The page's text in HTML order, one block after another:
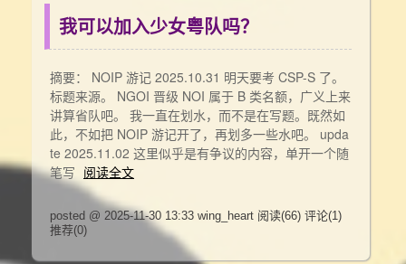
我可以加入少女粤队吗？
摘要： NOIP 游记 2025.10.31 明天要考 CSP-S 了。
标题来源。 NGOI 晋级 NOI 属于 B 类名额，广义上来
讲算省队吧。 我一直在划水，而不是在写题。既然如
此，不如把 NOIP 游记开了，再划多一些水吧。 upda
te 2025.11.02 这里似乎是有争议的内容，单开一个随
笔写 阅读全文
posted @ 2025-11-30 13:33 wing_heart 阅读(66) 评论(1)
推荐(0)